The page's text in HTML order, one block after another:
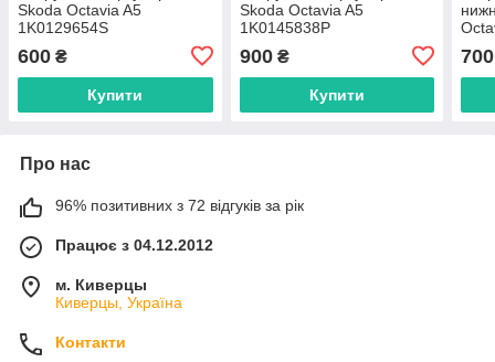
Skoda Octavia A5
1K0129654S
600 ₴
Купити
Skoda Octavia A5
1K0145838P
900₴
Купити
700
Про нас
96% позитивних з 72 відгуків за рік
Працює з 04.12.2012
м. Киверцы
Киверцы, Україна
Контакти